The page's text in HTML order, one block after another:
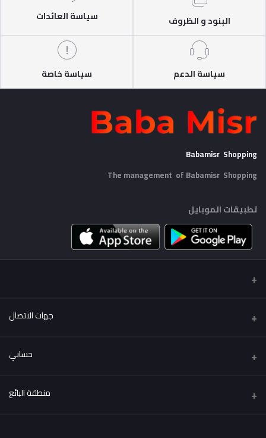
البنود و الظروف سياسة العائدات
سياسة الدعم سياسة خاصة
Babamisr Shopping
The management of Babamisr Shopping
تطبيقات الموبايل
جهات الاتصال
عنوان
Babamisr Shopping
هاتف
حسابي
تسجيل الدخول
منطقة البائع